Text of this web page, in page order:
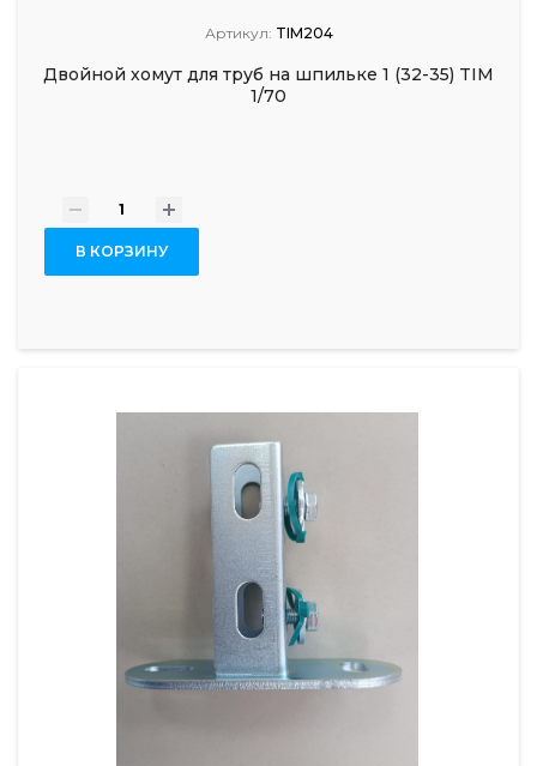
Артикул: TIM204
Двойной хомут для труб на шпильке 1 (32-35) TIM
1/70
- +
В КОРЗИНУ